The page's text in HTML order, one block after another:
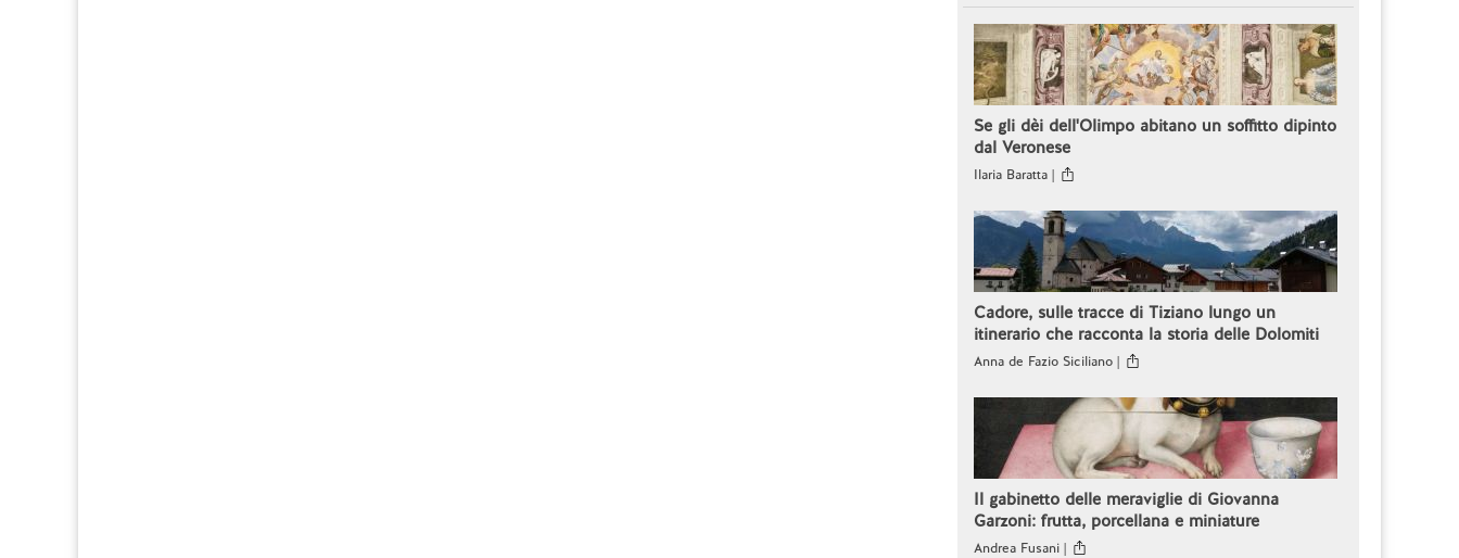
Se gli dèi dell'Olimpo abitano un soffitto dipinto
dal Veronese
Ilaria Baratta |
Cadore, sulle tracce di Tiziano lungo un
itinerario che racconta la storia delle Dolomiti
Anna de Fazio Siciliano |
Il gabinetto delle meraviglie di Giovanna
Garzoni: frutta, porcellana e miniature
Andrea Fusani |